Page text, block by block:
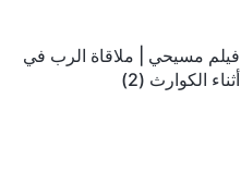
فيلم مسيحي | ملاقاة الرب في
أثناء الكوارث (2)